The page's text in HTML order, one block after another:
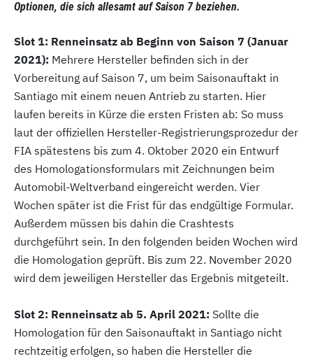
Optionen, die sich allesamt auf Saison 7 beziehen.
Slot 1: Renneinsatz ab Beginn von Saison 7 (Januar
2021): Mehrere Hersteller befinden sich in der
Vorbereitung auf Saison 7, um beim Saisonauftakt in
Santiago mit einem neuen Antrieb zu starten. Hier
laufen bereits in Kürze die ersten Fristen ab: So muss
laut der offiziellen Hersteller-Registrierungsprozedur der
FIA spätestens bis zum 4. Oktober 2020 ein Entwurf
des Homologationsformulars mit Zeichnungen beim
Automobil-Weltverband eingereicht werden. Vier
Wochen später ist die Frist für das endgültige Formular.
Außerdem müssen bis dahin die Crashtests
durchgeführt sein. In den folgenden beiden Wochen wird
die Homologation geprüft. Bis zum 22. November 2020
wird dem jeweiligen Hersteller das Ergebnis mitgeteilt.
Slot 2: Renneinsatz ab 5. April 2021: Sollte die
Homologation für den Saisonauftakt in Santiago nicht
rechtzeitig erfolgen, so haben die Hersteller die